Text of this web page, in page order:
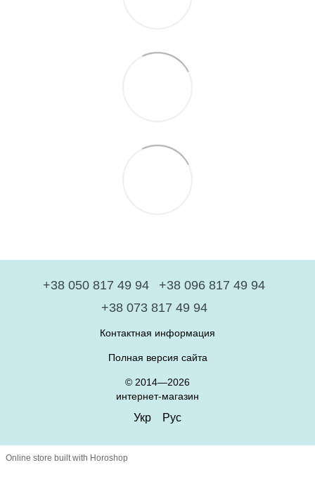
+38 050 817 49 94
+38 096 817 49 94
+38 073 817 49 94
Контактная информация
Полная версия сайта
© 2014—2026
интернет-магазин
Укр Рус
Online store built with Horoshop